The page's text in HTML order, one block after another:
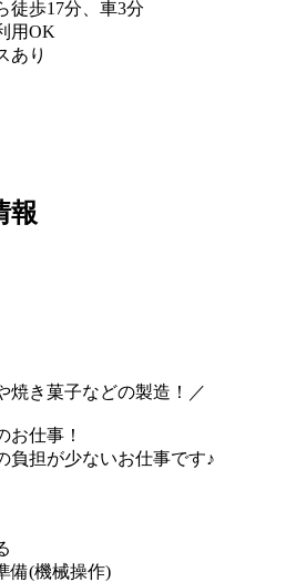
徒歩17分、車3分
用OK
あり
報
焼き菓子などの製造！／
仕事！
担が少ないお仕事です♪
備(機械操作)